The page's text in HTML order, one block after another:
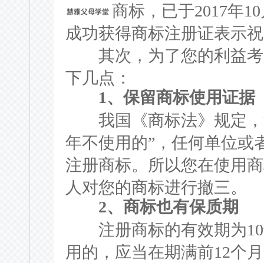
商标，已于2017年
成功获得商标注册证表示
其次，为了您的利益考
下几点：
1、保留商标使用证据
我国《商标法》规定，
年不使用的”，任何单位或
注册商标。所以您在使用
人对您的商标进行撤三。
2、商标也有保质期
注册商标的有效期为10
用的，应当在期满前12个